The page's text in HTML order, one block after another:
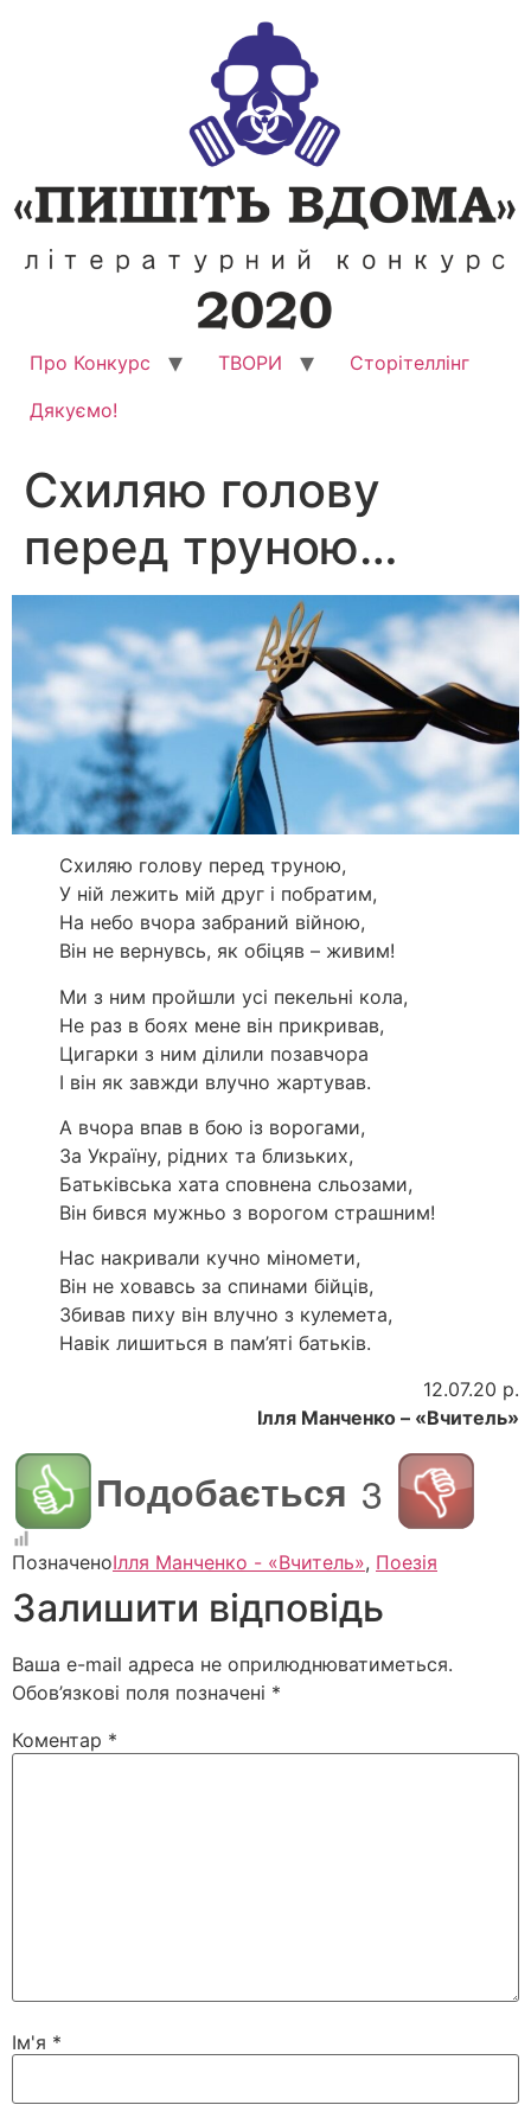
Про Конкурс ТВОРИ
Сторітеллінг
Дякуємо!
Схиляю голову
перед труною…
Схиляю голову перед труною,
У ній лежить мій друг і побратим,
На небо вчора забраний війною,
Він не вернувсь, як обіцяв – живим!
Ми з ним пройшли усі пекельні кола,
Не раз в боях мене він прикривав,
Цигарки з ним ділили позавчора
І він як завжди влучно жартував.
А вчора впав в бою із ворогами,
За Україну, рідних та близьких,
Батьківська хата сповнена сльозами,
Він бився мужньо з ворогом страшним!
Нас накривали кучно міномети,
Він не ховавсь за спинами бійців,
Збивав пиху він влучно з кулемета,
Навік лишиться в пам’яті батьків.
12.07.20 р.
Ілля Манченко – «Вчитель»
Подобається 3
ПозначеноІлля Манченко - «Вчитель», Поезія
Залишити відповідь
Ваша e-mail адреса не оприлюднюватиметься.
Обов’язкові поля позначені *
Коментар *
Ім'я *